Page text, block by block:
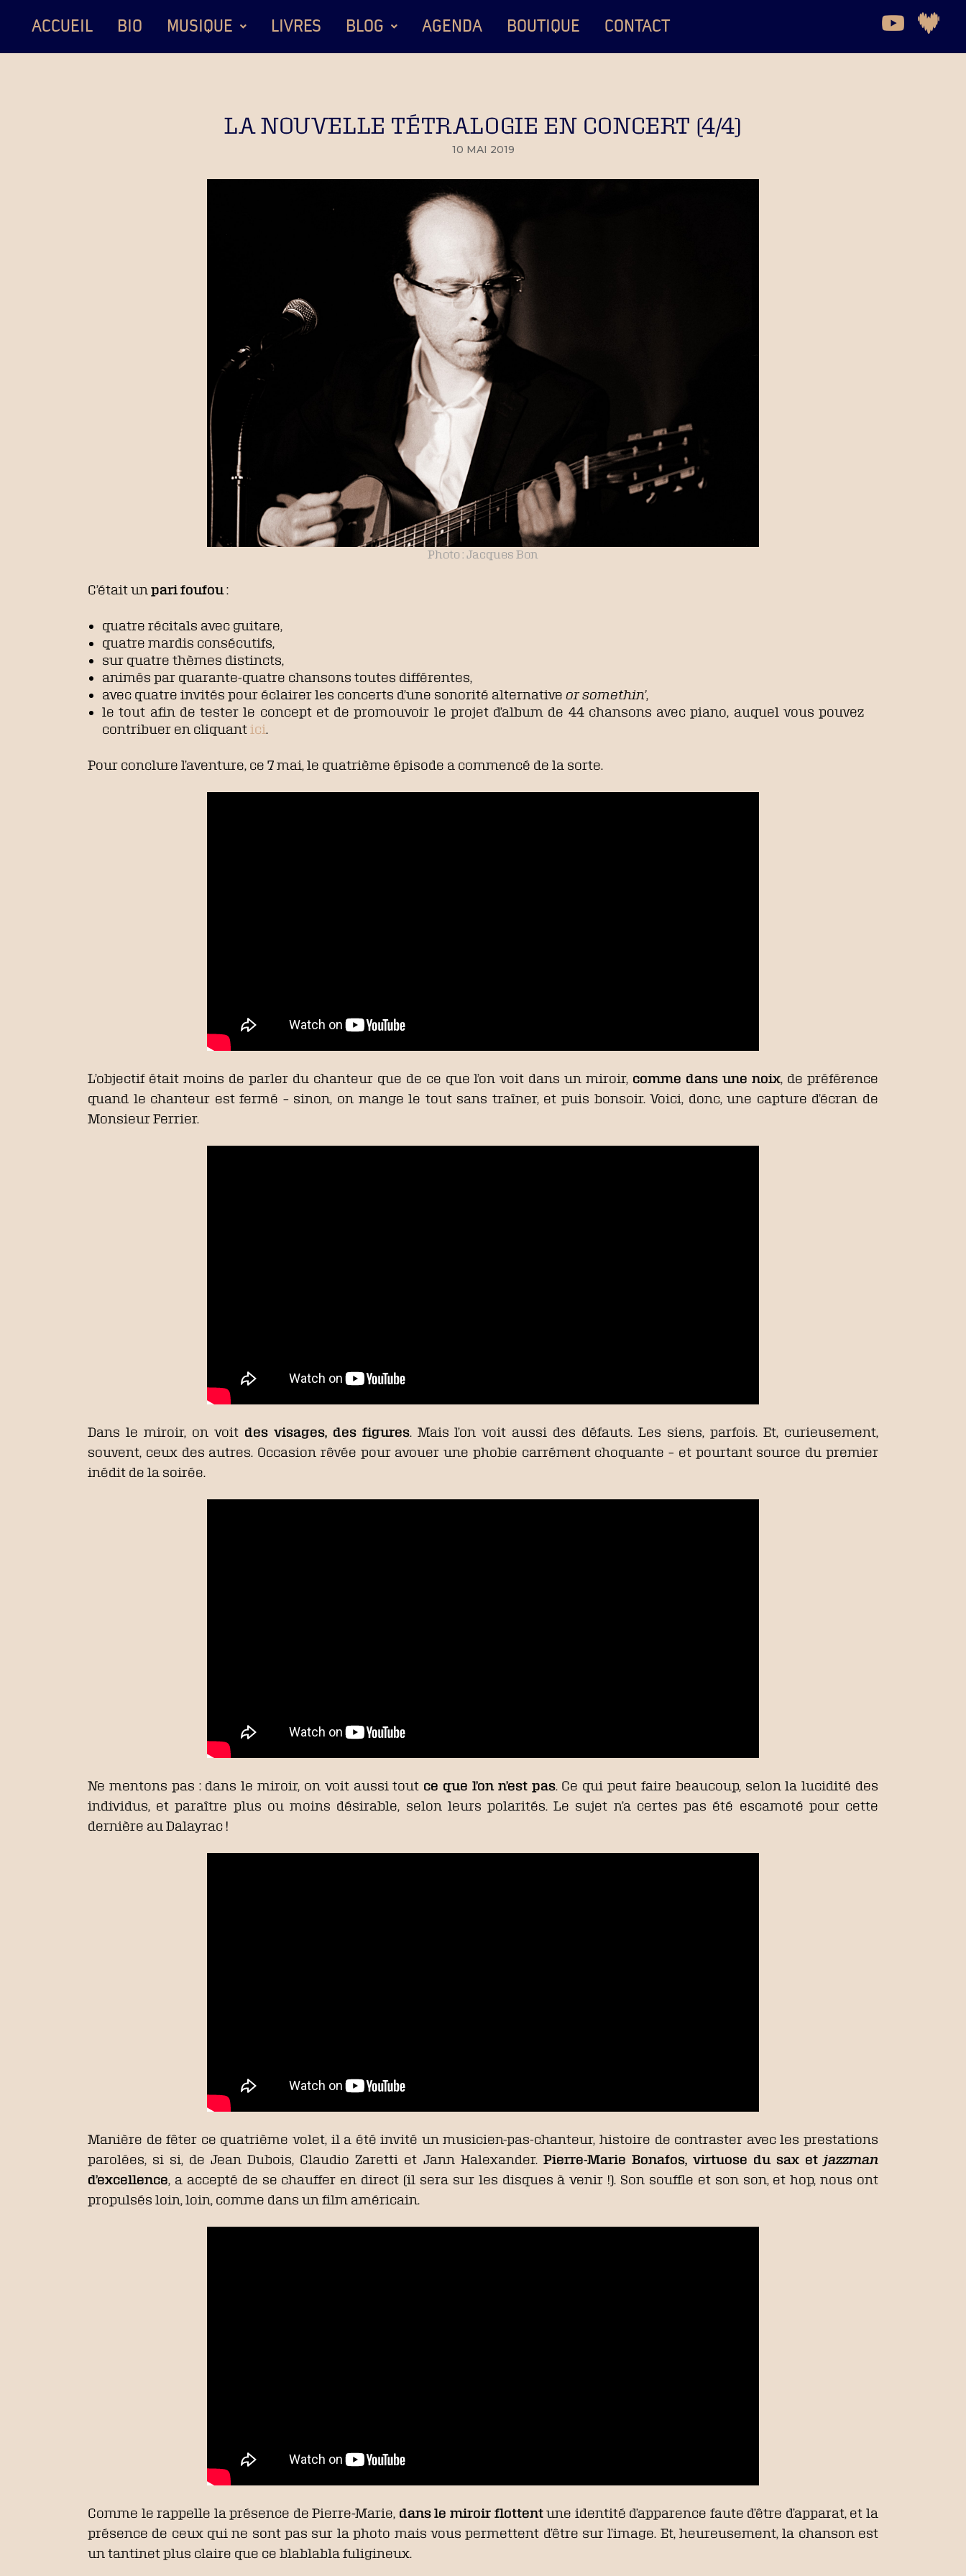
ACCUEIL BIO MUSIQUE LIVRES BLOG AGENDA BOUTIQUE CONTACT
LA NOUVELLE TÉTRALOGIE EN CONCERT (4/4)
10 MAI 2019
Photo : Jacques Bon
C’était un pari foufou :
quatre récitals avec guitare,
quatre mardis consécutifs,
sur quatre thèmes distincts,
animés par quarante-quatre chansons toutes différentes,
avec quatre invités pour éclairer les concerts d’une sonorité alternative or somethin’,
le tout afin de tester le concept et de promouvoir le projet d’album de 44 chansons avec piano, auquel vous pouvez
contribuer en cliquant ici.
Pour conclure l’aventure, ce 7 mai, le quatrième épisode a commencé de la sorte.
L’objectif était moins de parler du chanteur que de ce que l’on voit dans un miroir, comme dans une noix, de préférence
quand le chanteur est fermé – sinon, on mange le tout sans traîner, et puis bonsoir. Voici, donc, une capture d’écran de
Monsieur Ferrier.
Dans le miroir, on voit des visages, des figures. Mais l’on voit aussi des défauts. Les siens, parfois. Et, curieusement,
souvent, ceux des autres. Occasion rêvée pour avouer une phobie carrément choquante – et pourtant source du premier
inédit de la soirée.
Ne mentons pas : dans le miroir, on voit aussi tout ce que l’on n’est pas. Ce qui peut faire beaucoup, selon la lucidité des
individus, et paraître plus ou moins désirable, selon leurs polarités. Le sujet n’a certes pas été escamoté pour cette
dernière au Dalayrac !
Manière de fêter ce quatrième volet, il a été invité un musicien-pas-chanteur, histoire de contraster avec les prestations
parolées, si si, de Jean Dubois, Claudio Zaretti et Jann Halexander. Pierre-Marie Bonafos, virtuose du sax et jazzman
d’excellence, a accepté de se chauffer en direct (il sera sur les disques à venir !). Son souffle et son son, et hop, nous ont
propulsés loin, loin, comme dans un film américain.
Comme le rappelle la présence de Pierre-Marie, dans le miroir flottentune identité d’apparence faute d’être d’apparat, et la
présence de ceux qui ne sont pas sur la photo mais vous permettent d’être sur l’image. Et, heureusement, la chanson est
un tantinet plus claire que ce blablabla fuligineux.